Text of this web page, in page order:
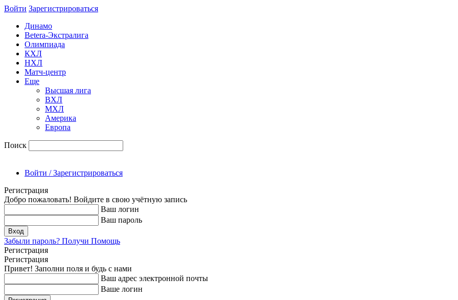
Войти Зарегиcтрироваться
Динамо
Betera-Экстралига
Олимпиада
КХЛ
НХЛ
Матч-центр
Еще
Высшая лига
ВХЛ
МХЛ
Америка
Европа
Поиск
Войти / Зарегистрироваться
Регистрация
Добро пожаловать! Войдите в свою учётную запись
Ваш логин
Ваш пароль
Забыли пароль? Получи Помощь
Регистрация
Регистрация
Привет! Заполни поля и будь с нами
Ваш адрес электронной почты
Ваше логин